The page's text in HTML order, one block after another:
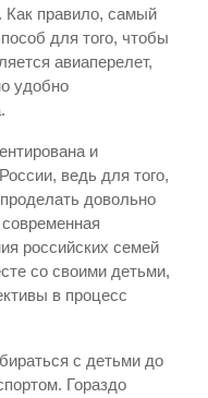
Как правило, самый
для того, чтобы
авиаперелет,
удобно
и
ведь для того,
довольно
российских семей
со своими детьми,
в процесс
с детьми до
Гораздо